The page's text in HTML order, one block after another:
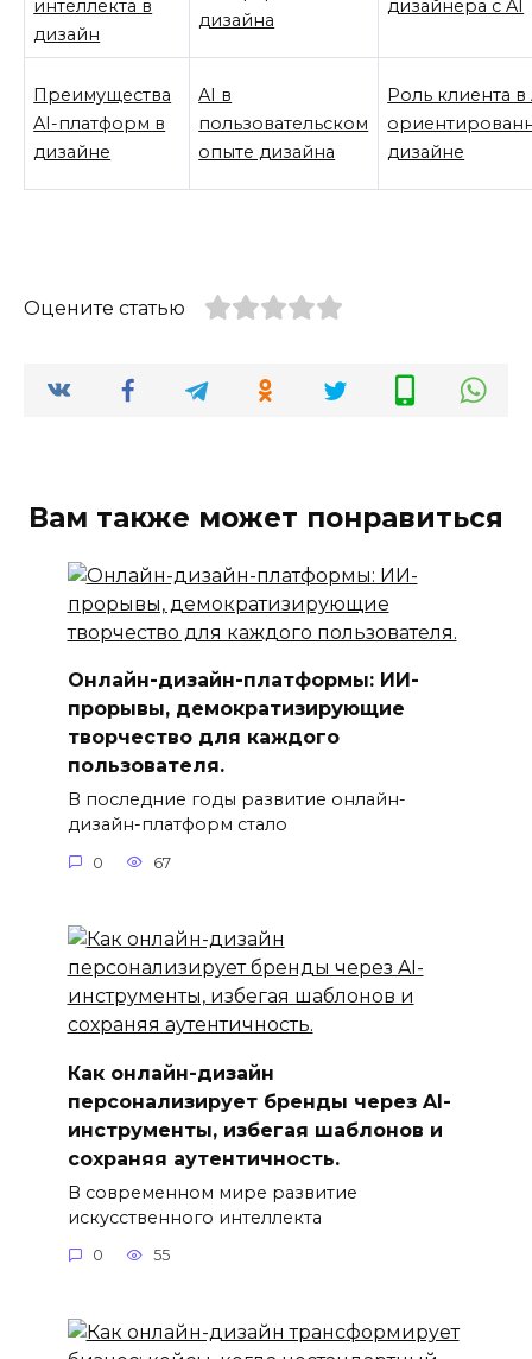
интеллекта в
дизайн
дизайна
дизайнера с AI
Преимущества
AI-платформ в
дизайне
AI в
пользовательском
опыте дизайна
Роль клиента в
дизайне
Оцените статью
Вам также может понравиться
Онлайн-дизайн-платформы: ИИ-
прорывы, демократизирующие
творчество для каждого
пользователя.
В последние годы развитие онлайн-
дизайн-платформ стало
0 67
Как онлайн-дизайн
персонализирует бренды через AI-
инструменты, избегая шаблонов и
сохраняя аутентичность.
В современном мире развитие
искусственного интеллекта
0 55